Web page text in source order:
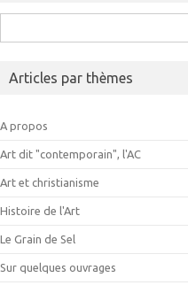
Articles par thèmes
A propos
Art dit "contemporain", l'AC
Art et christianisme
Histoire de l'Art
Le Grain de Sel
Sur quelques ouvrages